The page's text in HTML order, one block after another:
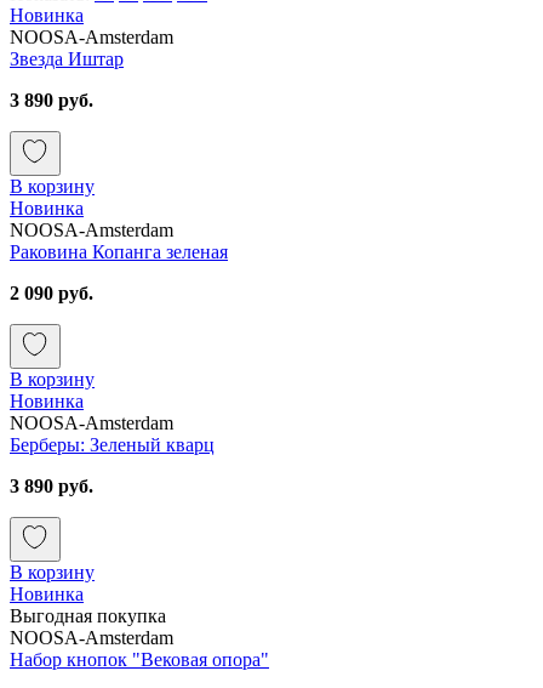
Новинка
NOOSA-Amsterdam
Звезда Иштар
3 890 руб.
В корзину
Новинка
NOOSA-Amsterdam
Раковина Копанга зеленая
2 090 руб.
В корзину
Новинка
NOOSA-Amsterdam
Берберы: Зеленый кварц
3 890 руб.
В корзину
Новинка
Выгодная покупка
NOOSA-Amsterdam
Набор кнопок "Вековая опора"